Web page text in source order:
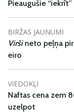
Pieaugušie
BIRŽAS JAUNUMI
Viršineto peļņa
eiro
VIEDOKĻI
Naftas cena zem
uzelpot